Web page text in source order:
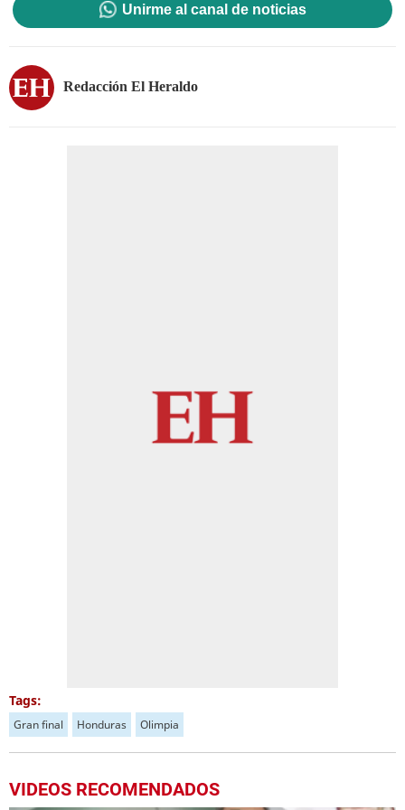
Unirme al canal de noticias
Redacción El Heraldo
Tags:
Gran final Honduras Olimpia
VIDEOS RECOMENDADOS